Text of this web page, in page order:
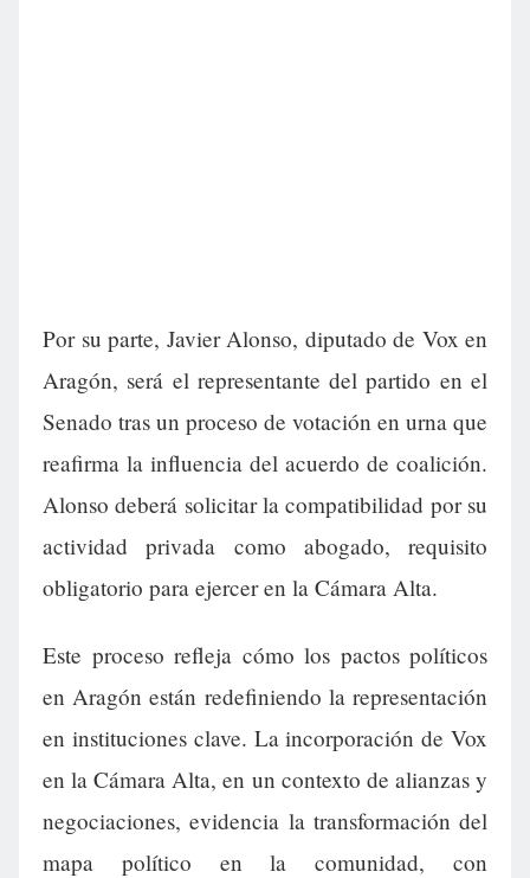
Por su parte, Javier Alonso, diputado de Vox en
Aragón, será el representante del partido en el
Senado tras un proceso de votación en urna que
reafirma la influencia del acuerdo de coalición.
Alonso deberá solicitar la compatibilidad por su
actividad privada como abogado, requisito
obligatorio para ejercer en la Cámara Alta.
Este proceso refleja cómo los pactos políticos
en Aragón están redefiniendo la representación
en instituciones clave. La incorporación de Vox
en la Cámara Alta, en un contexto de alianzas y
negociaciones, evidencia la transformación del
mapa político en la comunidad, con